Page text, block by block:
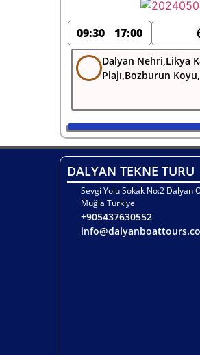
09:30 17:00
Dalyan Nehri,Likya
Plajı,Bozburun
DALYAN TEKNE TURU
Sevgi Yolu Sokak No:2 Dalyan
Muğla Turkiye
+905437630552